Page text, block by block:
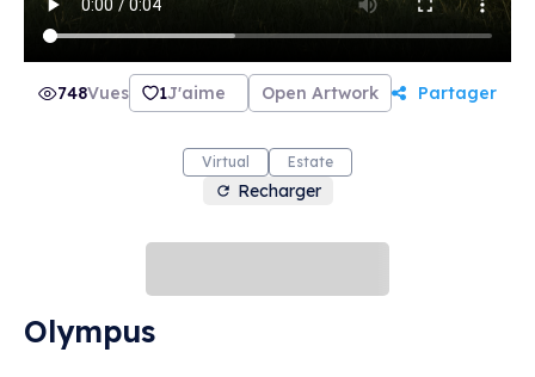
748Vues 1J'aime Open Artwork Partager
Virtual Estate
Recharger
Olympus